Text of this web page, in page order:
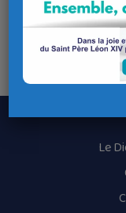
Le Saint
Jean-Paul 2. Pour
vous
Le